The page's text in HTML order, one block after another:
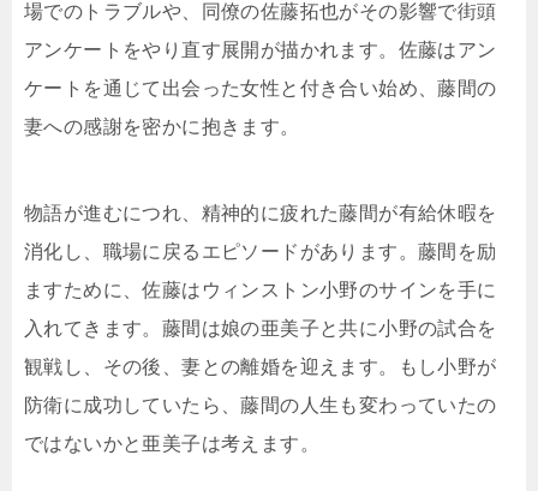
場でのトラブルや、同僚の佐藤拓也がその影響で街頭
アンケートをやり直す展開が描かれます。佐藤はアン
ケートを通じて出会った女性と付き合い始め、藤間の
妻への感謝を密かに抱きます。
物語が進むにつれ、精神的に疲れた藤間が有給休暇を
消化し、職場に戻るエピソードがあります。藤間を励
ますために、佐藤はウィンストン小野のサインを手に
入れてきます。藤間は娘の亜美子と共に小野の試合を
観戦し、その後、妻との離婚を迎えます。もし小野が
防衛に成功していたら、藤間の人生も変わっていたの
ではないかと亜美子は考えます。